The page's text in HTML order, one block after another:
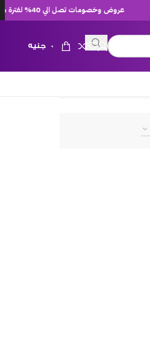
عروض وخصومات تصل الي 40% لفترة محدودة
0 جنيه